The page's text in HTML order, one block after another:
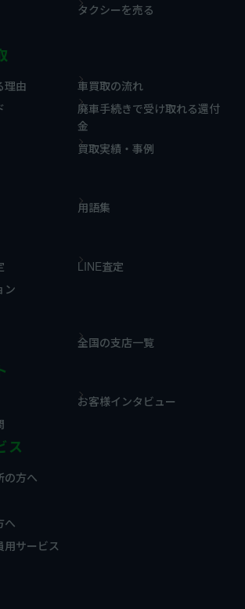
タクシーを売る
理由
車買取の流れ
廃車手続きで受け取れる還付
金
買取実績・事例
用語集
LINE査定
ン
全国の支店一覧
お客様インタビュー
ス
の方へ
へ
サービス